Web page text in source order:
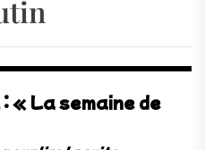
« La semaine de